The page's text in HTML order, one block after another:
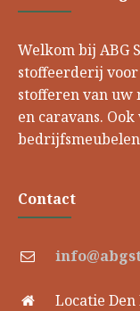
Welkom bij ABG
stoffeerderij
stofferen van uw
en caravans.
Contact
Locatie Den